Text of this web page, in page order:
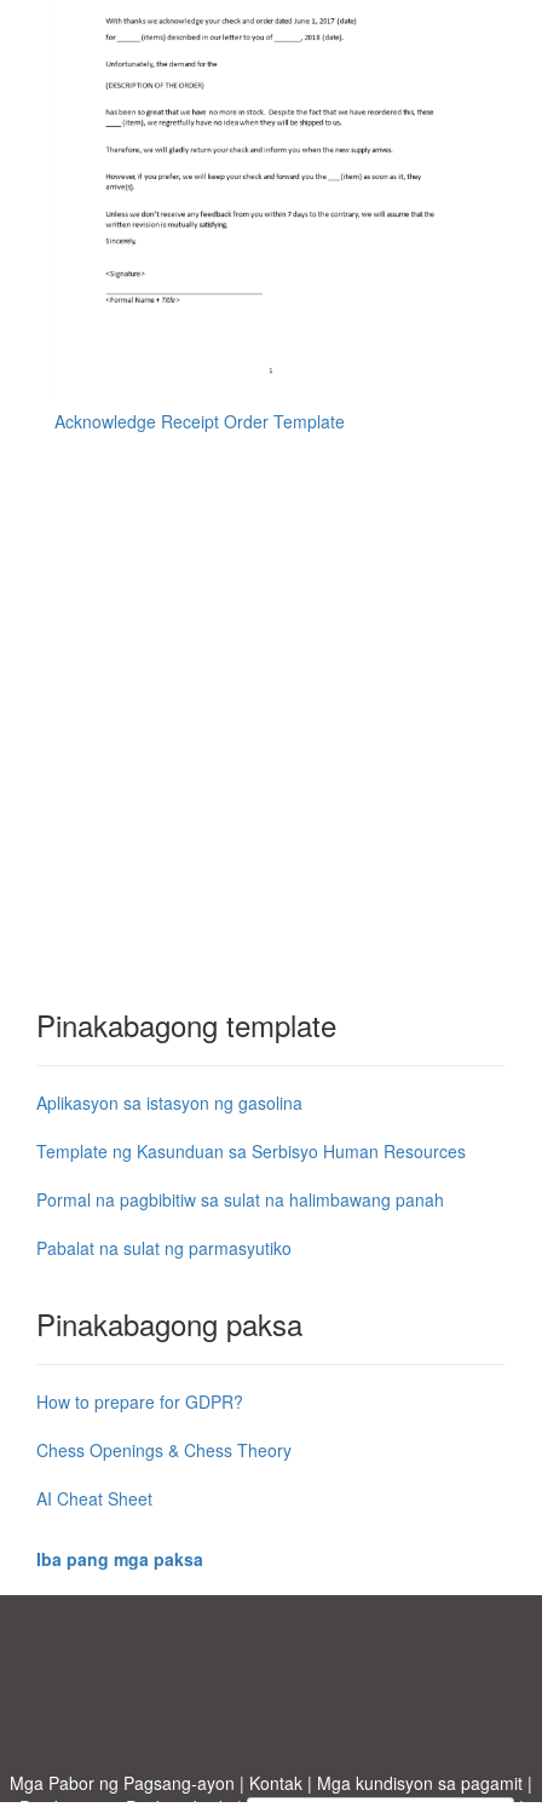
Acknowledge Receipt Order Template
Pinakabagong template
Aplikasyon sa istasyon ng gasolina
Template ng Kasunduan sa Serbisyo Human Resources
Pormal na pagbibitiw sa sulat na halimbawang panah
Pabalat na sulat ng parmasyutiko
Pinakabagong paksa
How to prepare for GDPR?
Chess Openings & Chess Theory
AI Cheat Sheet
Iba pang mga paksa
Mga Pabor ng Pagsang-ayon | Kontak | Mga kundisyon sa pagamit |
Patakaran sa Pagkapribado| |